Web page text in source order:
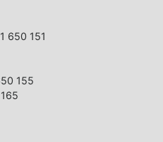
650 151
155